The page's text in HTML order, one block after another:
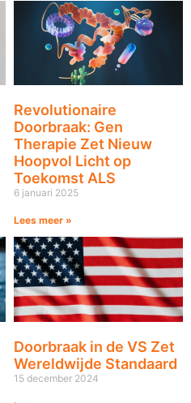
Revolutionaire
Doorbraak: Gen
Therapie Zet Nieuw
Hoopvol Licht op
Toekomst ALS
6 januari 2025
Lees meer »
Doorbraak in de VS Zet
Wereldwijde Standaard
15 december 2024